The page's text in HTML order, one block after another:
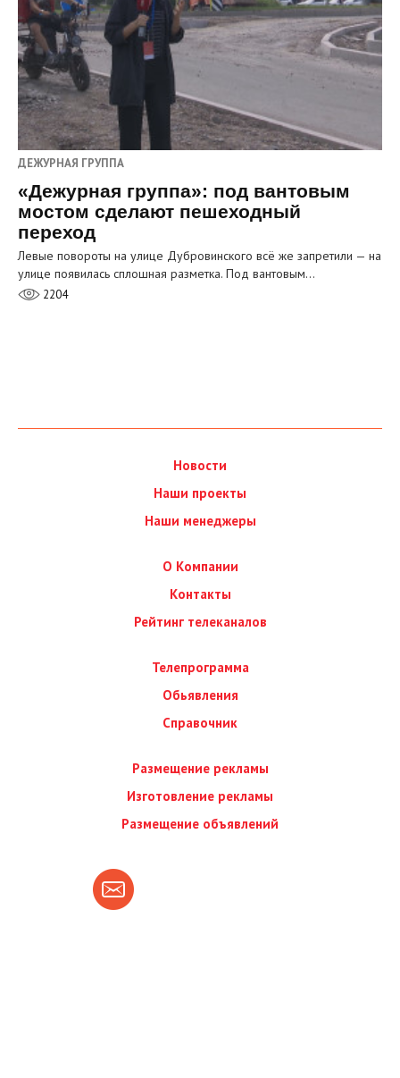
ДЕЖУРНАЯ ГРУППА
«Дежурная группа»: под вантовым
мостом сделают пешеходный
переход
Левые повороты на улице Дубровинского всё же запретили — на
улице появилась сплошная разметка. Под вантовым…
2204
Новости
Наши проекты
Наши менеджеры
О Компании
Контакты
Рейтинг телеканалов
Телепрограмма
Обьявления
Справочник
Размещение рекламы
Изготовление рекламы
Размещение объявлений